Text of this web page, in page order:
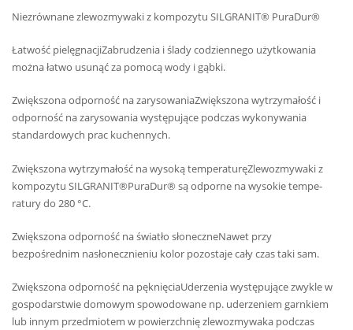
Niezrównane zlewozmywaki z kompozytu SILGRANIT® PuraDur®
Łatwość pielęgnacjiZabrudzenia i ślady codziennego użytkowania
można łatwo usunąć za pomocą wody i gąbki.
Zwiększona odporność na zarysowaniaZwiększona wytrzymałość i
odporność na zarysowania występujące podczas wykonywania
standardowych prac kuchennych.
Zwiększona wytrzymałość na wysoką temperaturęZlewozmywaki z
kompozytu SILGRANIT®PuraDur® są odporne na wysokie tempe-
ratury do 280 °C.
Zwiększona odporność na światło słoneczneNawet przy
bezpośrednim nasłonecznieniu kolor pozostaje cały czas taki sam.
Zwiększona odporność na pęknięciaUderzenia występujące zwykle w
gospodarstwie domowym spowodowane np. uderzeniem garnkiem
lub innym przedmiotem w powierzchnię zlewozmywaka podczas